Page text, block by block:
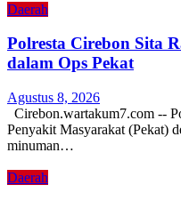
Daerah
Polresta Cirebon Sita
dalam Ops Pekat
Agustus 8, 2026
Cirebon.wartakum7.com --
Penyakit Masyarakat (Pekat)
minuman…
Daerah